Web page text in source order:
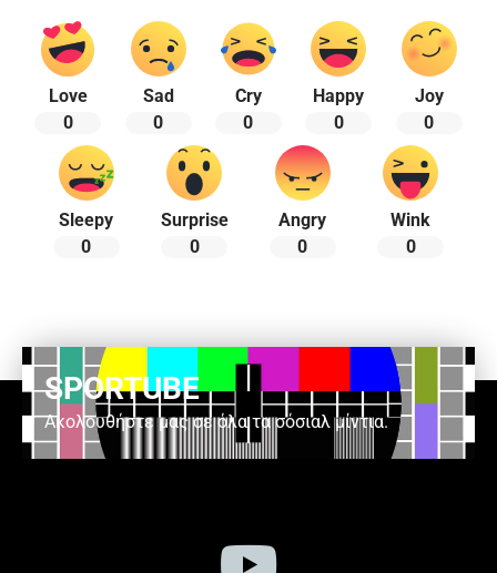
Love
0
Sad
0
Cry
0
Happy
0
Joy
0
Sleepy
0
Surprise
0
Angry
0
Wink
0
SPORTUBE
Ακολουθήστε μας σε όλα τα σόσιαλ μίντια.